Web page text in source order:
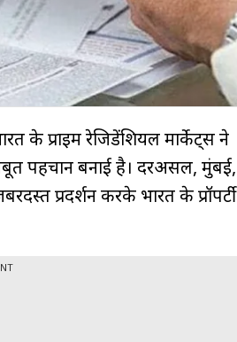
के प्राइम रेजिडेंशियल मार्केट्स ने
पहचान बनाई है। दरअसल, मुंबई,
प्रदर्शन करके भारत के प्रॉपर्टी